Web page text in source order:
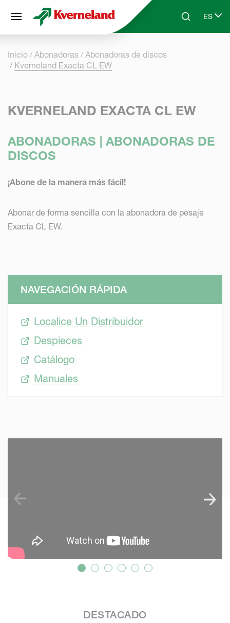
Skip to main contentSearchES
Select
Inicio Abonadoras
Abonadoras de discos
Kverneland Exacta CL EW
KVERNELAND EXACTA CL EW
ABONADORAS | ABONADORAS DE
DISCOS
¡Abone de la manera más fácil!
Abonar de forma sencilla con la abonadora de pesaje
Exacta CL EW.
NAVEGACIÓN RÁPIDA
Localice Un Distribuidor
Despieces
Catálogo
Manuales
DESTACADO
Panel de gestión de cookies